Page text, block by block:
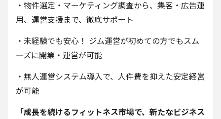
・物件選定・マーケティング調査から、集客・広告運
用、運営支援まで、徹底サポート
・未経験でも安心！ ジム運営が初めての方でもスム
ーズに開業・運営が可能
・無人運営システム導入で、人件費を抑えた安定経営
が可能
「成長を続けるフィットネス市場で、新たなビジネス